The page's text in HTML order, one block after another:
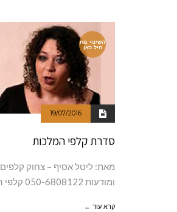
השינוי מת
חיל כאן
19/07/2016
סדרת קלפי המלכות
מאת: ליטל אסיף – צחוק קלפים
ומודעות 050-6808122 קלפי המלכות
קרא עוד ←